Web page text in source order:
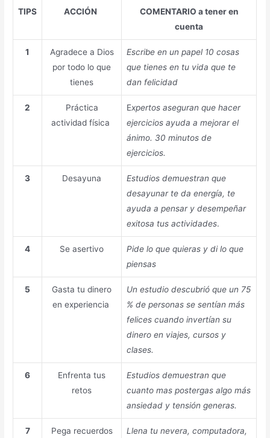
TIPS ACCIÓN
COMENTARIO a tener en
cuenta
1
Agradece a Dios
por todo lo que
tienes
Escribe en un papel 10 cosas
que tienes en tu vida que te
dan felicidad
2
Práctica
actividad física
Expertos aseguran que hacer
ejercicios ayuda a mejorar el
ánimo. 30 minutos de
ejercicios.
3 Desayuna
Estudios demuestran que
desayunar te da energía, te
ayuda a pensar y desempeñar
exitosa tus actividades.
4 Se asertivo
Pide lo que quieras y di lo que
piensas
5
Gasta tu dinero
en experiencia
Un estudio descubrió que un 75
% de personas se sentían más
felices cuando invertían su
dinero en viajes, cursos y
clases.
6
Enfrenta tus
retos
Estudios demuestran que
cuanto mas postergas algo más
ansiedad y tensión generas.
7
Pega recuerdos
Llena tu nevera, computadora,